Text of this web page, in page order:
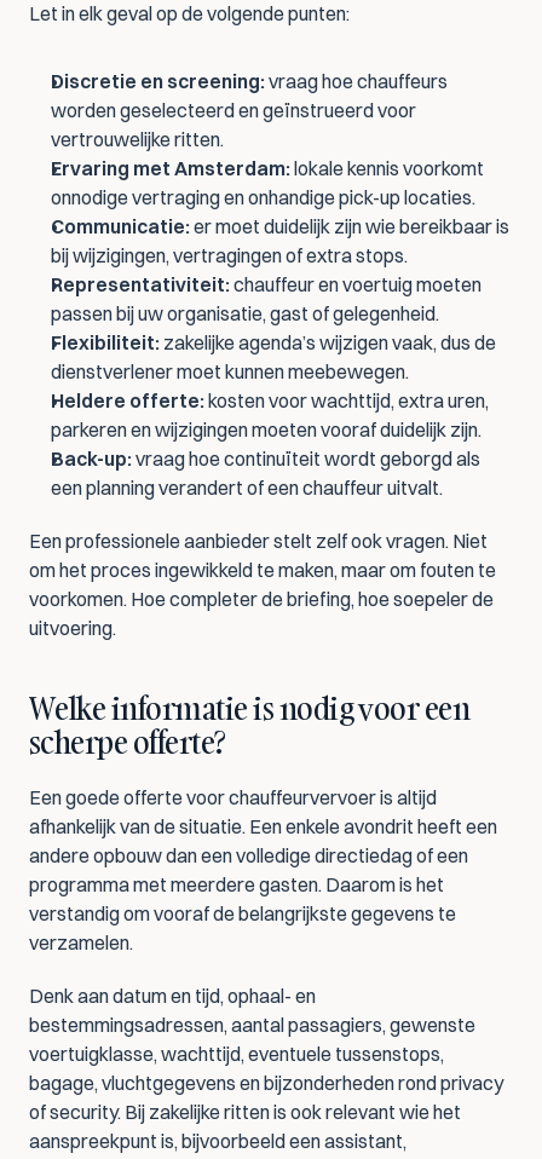
Let in elk geval op de volgende punten:
Discretie en screening: vraag hoe chauffeurs
worden geselecteerd en geïnstrueerd voor
vertrouwelijke ritten.
Ervaring met Amsterdam: lokale kennis voorkomt
onnodige vertraging en onhandige pick-up locaties.
Communicatie: er moet duidelijk zijn wie bereikbaar is
bij wijzigingen, vertragingen of extra stops.
Representativiteit: chauffeur en voertuig moeten
passen bij uw organisatie, gast of gelegenheid.
Flexibiliteit: zakelijke agenda’s wijzigen vaak, dus de
dienstverlener moet kunnen meebewegen.
Heldere offerte: kosten voor wachttijd, extra uren,
parkeren en wijzigingen moeten vooraf duidelijk zijn.
Back-up: vraag hoe continuïteit wordt geborgd als
een planning verandert of een chauffeur uitvalt.
Een professionele aanbieder stelt zelf ook vragen. Niet
om het proces ingewikkeld te maken, maar om fouten te
voorkomen. Hoe completer de briefing, hoe soepeler de
uitvoering.
Welke informatie is nodig voor een
scherpe offerte?
Een goede offerte voor chauffeurvervoer is altijd
afhankelijk van de situatie. Een enkele avondrit heeft een
andere opbouw dan een volledige directiedag of een
programma met meerdere gasten. Daarom is het
verstandig om vooraf de belangrijkste gegevens te
verzamelen.
Denk aan datum en tijd, ophaal- en
bestemmingsadressen, aantal passagiers, gewenste
voertuigklasse, wachttijd, eventuele tussenstops,
bagage, vluchtgegevens en bijzonderheden rond privacy
of security. Bij zakelijke ritten is ook relevant wie het
aanspreekpunt is, bijvoorbeeld een assistant,